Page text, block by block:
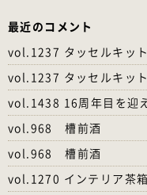
最近のコメント
vol.1237 タッセルキッ
vol.1237 タッセルキッ
vol.1438 16周年目を迎
vol.968 槽前酒
vol.968 槽前酒
vol.1270 インテリア茶